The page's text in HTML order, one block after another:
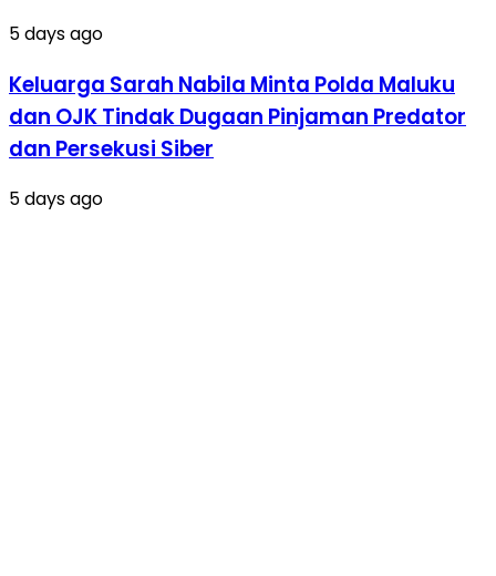
5 days ago
Keluarga Sarah Nabila Minta Polda Maluku
dan OJK Tindak Dugaan Pinjaman Predator
dan Persekusi Siber
5 days ago